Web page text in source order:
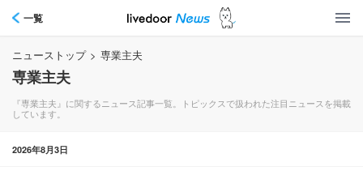
一覧
ニューストップ > 専業主夫
専業主夫
『専業主夫』に関するニュース記事一覧。トピックスで扱われた注目ニュースを掲載
しています。
2026年8月3日